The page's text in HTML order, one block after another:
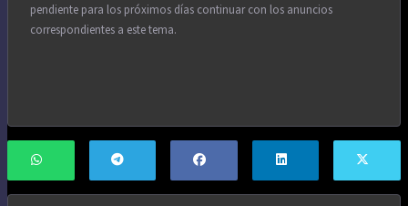
pendiente para los próximos días continuar con los anuncios
correspondientes a este tema.